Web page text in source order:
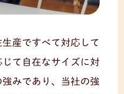
生産ですべて対応して
て自在なサイズに対
みであり、当社の強